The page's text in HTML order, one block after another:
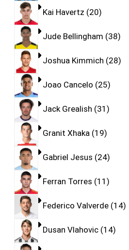
Kai Havertz 20
Jude Bellingham 38
Joshua Kimmich 28
Joao Cancelo 25
Jack Grealish 31
Granit Xhaka 19
Gabriel Jesus 24
Ferran Torres 11
Federico Valverde 14
Dusan Vlahovic 14